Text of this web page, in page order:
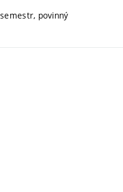
povinný